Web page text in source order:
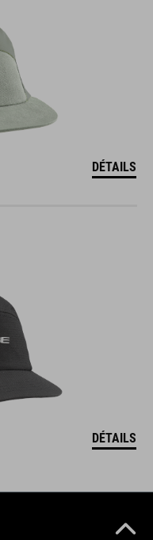
DÉTAILS
DÉTAILS